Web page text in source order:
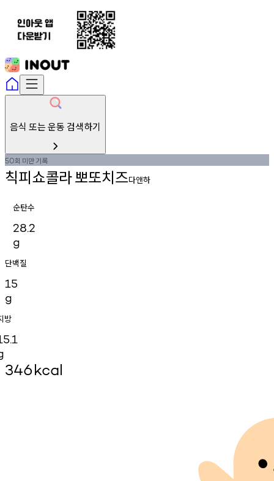
음식 또는 운동 검색하기
50회 미만기록
칙피쇼콜라뽀또치즈다앤하
순탄수
28.2
g
단백질
15
g
방
346kcal